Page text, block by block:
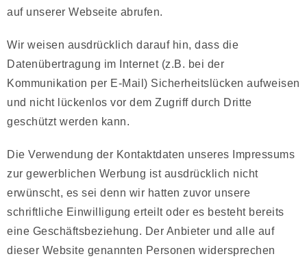
auf unserer Webseite abrufen.
Wir weisen ausdrücklich darauf hin, dass die
Datenübertragung im Internet (z.B. bei der
Kommunikation per E-Mail) Sicherheitslücken aufweisen
und nicht lückenlos vor dem Zugriff durch Dritte
geschützt werden kann.
Die Verwendung der Kontaktdaten unseres Impressums
zur gewerblichen Werbung ist ausdrücklich nicht
erwünscht, es sei denn wir hatten zuvor unsere
schriftliche Einwilligung erteilt oder es besteht bereits
eine Geschäftsbeziehung. Der Anbieter und alle auf
dieser Website genannten Personen widersprechen